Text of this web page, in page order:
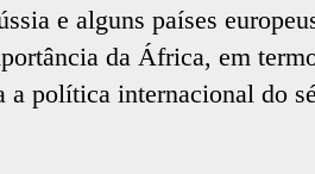
e alguns países
da África, em
a política internacional do